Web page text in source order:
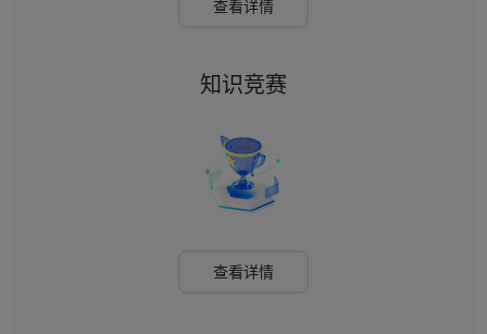
查看详情
知识竞赛
查看详情